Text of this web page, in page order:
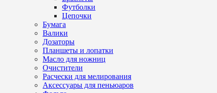
Футболки
Цепочки
Бумага
Валики
Дозаторы
Планшеты и лопатки
Масло для ножниц
Очистители
Расчески для мелирования
Аксессуары для пеньюаров